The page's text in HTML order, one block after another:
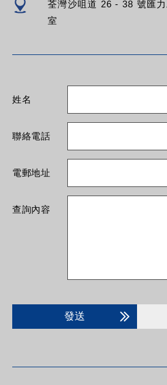
荃灣沙咀道 26 - 38 號匯
室
姓名
聯絡電話
電郵地址
查詢內容
發送